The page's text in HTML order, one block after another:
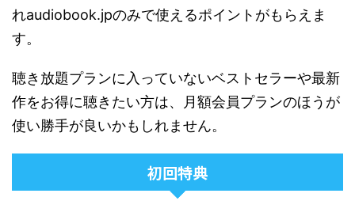
れaudiobook.jpのみで使えるポイントがもらえま
す。
聴き放題プランに入っていないベストセラーや最新
作をお得に聴きたい方は、月額会員プランのほうが
使い勝手が良いかもしれません。
初回特典